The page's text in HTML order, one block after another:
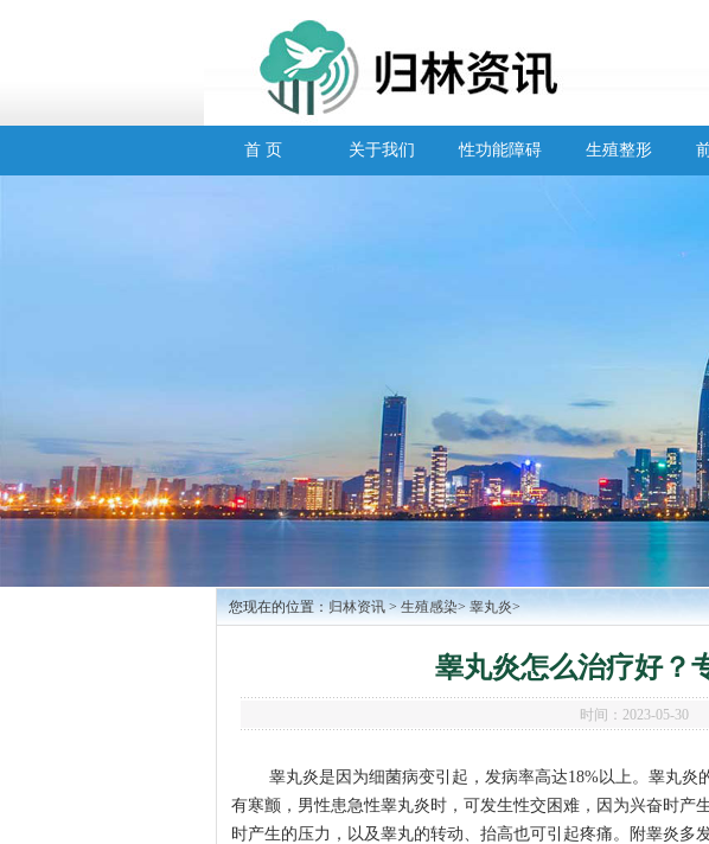
首 页 关于我们 性功能障碍 生殖整形
您现在的位置： 归林资讯>生殖感染>睾丸炎>
睾丸炎怎么治疗好？
时间：2023-05-30
睾丸炎是因为细菌病变引起，发病率高达18%以上。睾丸
有寒颤，男性患急性睾丸炎时，可发生性交困难，因为兴奋时产
时产生的压力，以及睾丸的转动、抬高也可引起疼痛。附睾炎多